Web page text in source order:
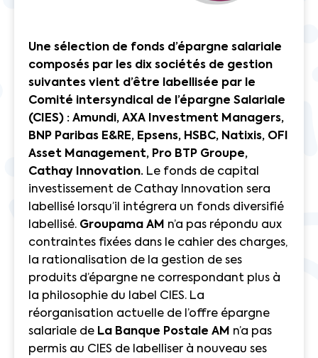
Une sélection de fonds d’épargne salariale
composés par les dix sociétés de gestion
suivantes vient d’être labellisée par le
Comité intersyndical de l’épargne Salariale
(CIES) : Amundi, AXA Investment Managers,
BNP Paribas E&RE, Epsens, HSBC, Natixis, OFI
Asset Management, Pro BTP Groupe,
Cathay Innovation. Le fonds de capital
investissement de Cathay Innovation sera
labellisé lorsqu’il intégrera un fonds diversifié
labellisé. Groupama AM n’a pas répondu aux
contraintes fixées dans le cahier des charges,
la rationalisation de la gestion de ses
produits d’épargne ne correspondant plus à
la philosophie du label CIES. La
réorganisation actuelle de l’offre épargne
salariale de La Banque Postale AM n’a pas
permis au CIES de labelliser à nouveau ses